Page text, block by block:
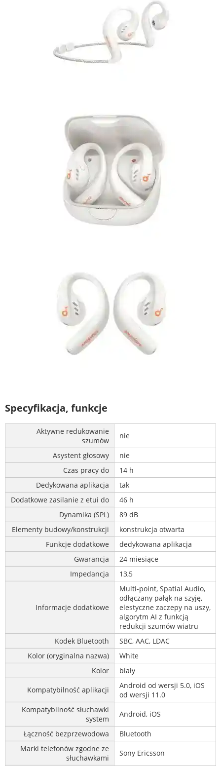
Specyfikacja, funkcje
Aktywne redukowanie
szumów
nie
Asystent głosowy
nie
Czas pracy do
14 h
Dedykowana aplikacja
tak
Dodatkowe zasilanie z etui do
46 h
Dynamika (SPL)
89 dB
Elementy budowy/konstrukcji
konstrukcja otwarta
Funkcje dodatkowe
dedykowana aplikacja
Gwarancja
24 miesiące
Impedancja
13,5
Informacje dodatkowe
Multi-point, Spatial Audio,
odłączany pałąk na szyję,
elestyczne zaczepy na uszy,
algorytm AI z funkcją
redukcji szumów wiatru
Kodek Bluetooth
SBC, AAC, LDAC
Kolor (oryginalna nazwa)
White
Kolor
biały
Kompatybilność aplikacji
Android od wersji 5.0, iOS
od wersji 11.0
Kompatybilność słuchawki
system
Android, iOS
Łączność bezprzewodowa
Bluetooth
Marki telefonów zgodne ze
słuchawkami
Sony Ericsson